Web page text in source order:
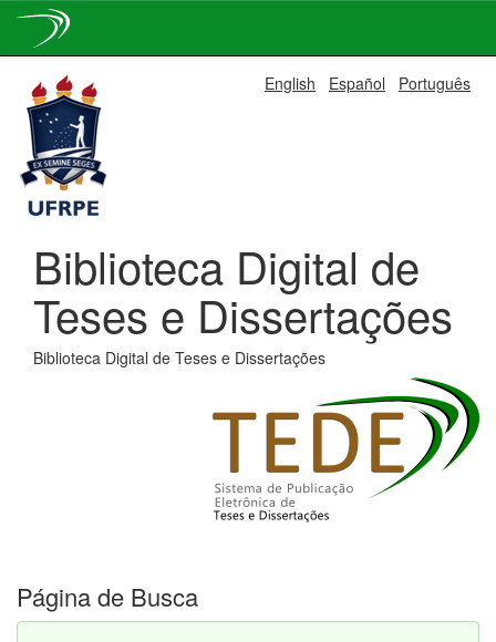
navigation
English Español Português
Biblioteca Digital de
Teses e Dissertações
Biblioteca Digital de Teses e Dissertações
Página de Busca